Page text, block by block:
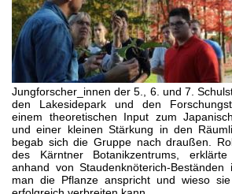
Jungforscher_innen der 5., 6. und 7.
den Lakesidepark und den
einem theoretischen Input zum
und einer kleinen Stärkung in den
begab sich die Gruppe nach draußen.
des Kärntner Botanikzentrums, erklärte
anhand von Staudenknöterich-
man die Pflanze anspricht und wieso